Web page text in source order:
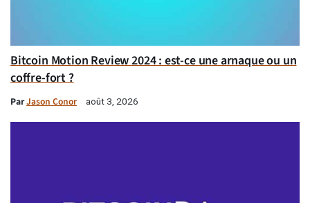
Bitcoin Motion Review 2024 : est-ce une arnaque ou un
coffre-fort ?
ParJason Conor août 3, 2026